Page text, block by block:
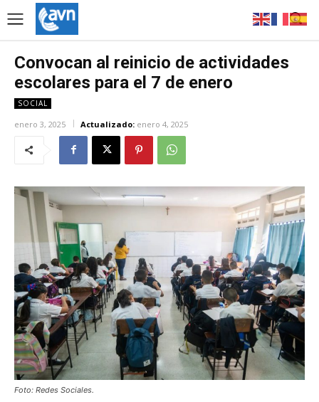
Convocan al reinicio de actividades
escolares para el 7 de enero
SOCIAL
enero 3, 2025 Actualizado: enero 4, 2025
Foto: Redes Sociales.